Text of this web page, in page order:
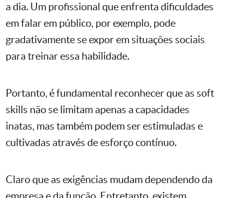
a dia. Um profissional que enfrenta dificuldades
em falar em público, por exemplo, pode
gradativamente se expor em situações sociais
para treinar essa habilidade.
Portanto, é fundamental reconhecer que as soft
skills não se limitam apenas a capacidades
inatas, mas também podem ser estimuladas e
cultivadas através de esforço contínuo.
Claro que as exigências mudam dependendo da
empresa e da função. Entretanto, existem